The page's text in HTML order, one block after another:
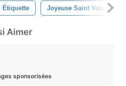
Étiquette Joyeuse Saint Valentin
Aimer
sponsorisées